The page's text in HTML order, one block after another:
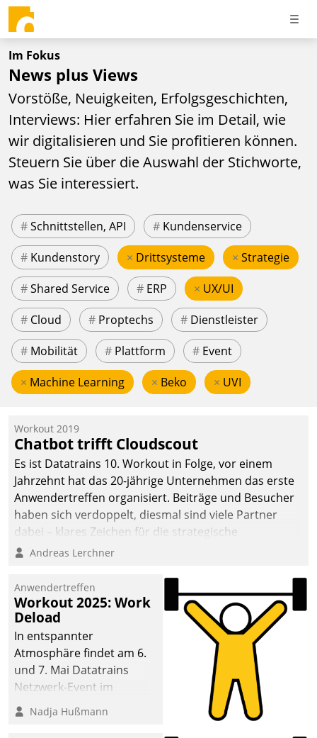
Im Fokus
News plus Views
Vorstöße, Neuigkeiten, Erfolgsgeschichten,
Interviews: Hier erfahren Sie im Detail, wie
wir digitalisieren und Sie profitieren können.
Steuern Sie über die Auswahl der Stichworte,
was Sie interessiert.
#Schnittstellen, API # Kundenservice
# Kundenstory × Drittsysteme × Strategie
#Shared Service # ERP × UX/UI
# Cloud # Proptechs # Dienstleister
# Mobilität # Plattform # Event
× Machine Learning × Beko × UVI
Workout 2019
Chatbot trifft Cloudscout
Es ist Datatrains 10. Workout in Folge, vor einem
Jahrzehnt hat das 20-jährige Unternehmen das erste
Anwendertreffen organisiert. Beiträge und Besucher
haben sich verdoppelt, diesmal sind viele Partner
dabei – klares Zeichen für die strategische
Fokussierung auf den Kunden.
Andreas Lerchner
Anwendertreffen
Workout 2025: Work
Deload
In entspannter
Atmosphäre findet am 6.
und 7. Mai Datatrains
Netzwerk-Event im
Kunden- und Partnerkreis
statt. Zentrale Frage: Wie
Nadja Hußmann